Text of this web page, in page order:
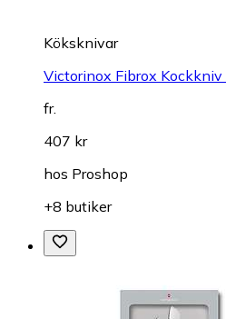
Köksknivar
Victorinox Fibrox
fr.
407 kr
hos Proshop
+8 butiker